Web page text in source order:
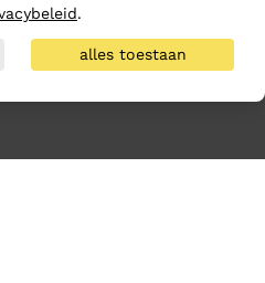
.
alles toestaan